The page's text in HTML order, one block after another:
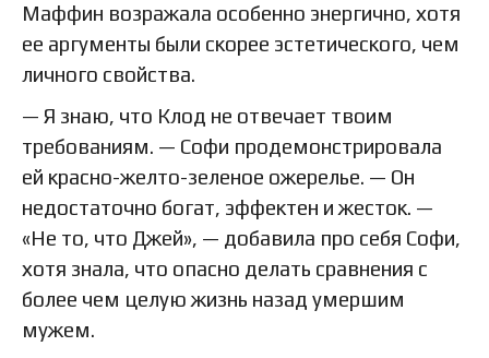
Маффин возражала особенно энергично, хотя
ее аргументы были скорее эстетического, чем
личного свойства.
— Я знаю, что Клод не отвечает твоим
требованиям. — Софи продемонстрировала
ей красно-желто-зеленое ожерелье. — Он
недостаточно богат, эффектен и жесток. —
«Не то, что Джей», — добавила про себя Софи,
хотя знала, что опасно делать сравнения с
более чем целую жизнь назад умершим
мужем.